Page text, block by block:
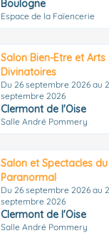
Boulogne
Espace de la Faïencerie
Salon Bien-Etre et Arts
Divinatoires
Du 26 septembre 2026 au
septembre 2026
Clermont de l'Oise
Salle André Pommery
Salon et Spectacles du
Paranormal
Du 26 septembre 2026 au
septembre 2026
Clermont de l'Oise
Salle André Pommery